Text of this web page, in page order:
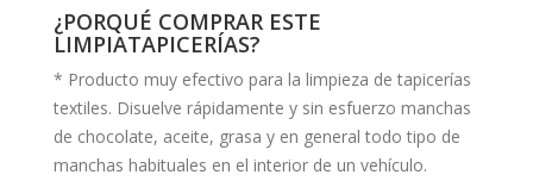
¿PORQUÉ COMPRAR ESTE
LIMPIATAPICERÍAS?
* Producto muy efectivo para la limpieza de tapicerías
textiles. Disuelve rápidamente y sin esfuerzo manchas
de chocolate, aceite, grasa y en general todo tipo de
manchas habituales en el interior de un vehículo.